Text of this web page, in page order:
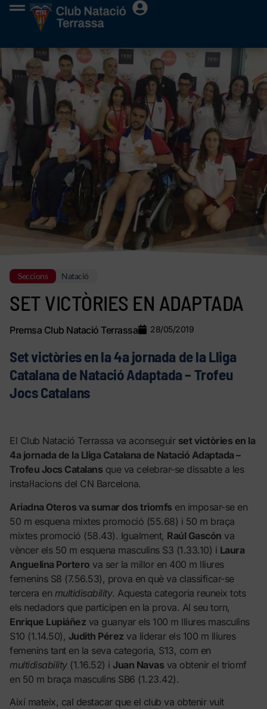
Seccions Natació
SET VICTÒRIES EN ADAPTADA
Premsa Club Natació Terrassa 28/05/2019
Set victòries en la 4a jornada de la Lliga
Catalana de Natació Adaptada – Trofeu
Jocs Catalans
El Club Natació Terrassa va aconseguir set victòries en la
4a jornada de la Lliga Catalana de Natació Adaptada –
Trofeu Jocs Catalans que va celebrar-se dissabte a les
instal·lacions del CN Barcelona.
Ariadna Oteros va sumar dos triomfs en imposar-se en
50 m esquena mixtes promoció (55.68) i 50 m braça
mixtes promoció (58.43). Igualment, Raúl Gascón va
vèncer els 50 m esquena masculins S3 (1.33.10) i Laura
Anguelina Portero va ser la millor en 400 m lliures
femenins S8 (7.56.53), prova en què va classificar-se
tercera en multidisability. Aquesta categoria reuneix tots
els nedadors que participen en la prova. Al seu torn,
Enrique Lupiáñez va guanyar els 100 m lliures masculins
S10 (1.14.50), Judith Pérez va liderar els 100 m lliures
femenins tant en la seva categoria, S13, com en
multidisability(1.16.52) i Juan Navas va obtenir el triomf
en 50 m braça masculins SB6 (1.23.42).
Així mateix, cal destacar que el club va obtenir vuit